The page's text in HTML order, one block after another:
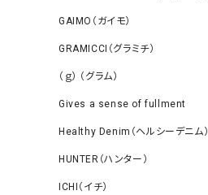
GAIMO（ガイモ）
GRAMICCI（グラミチ）
（ｇ） （グラム）
Gives a sense of fullment
Healthy Denim（ヘルシーデニム）
HUNTER（ハンター）
ICHI（イチ）